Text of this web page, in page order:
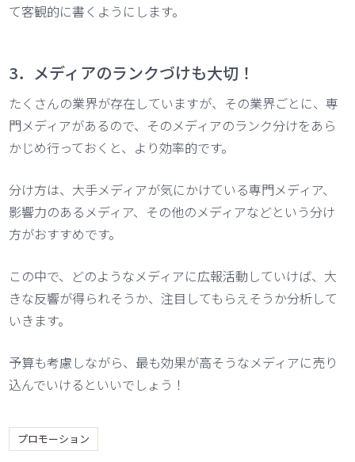
て客観的に書くようにします。
3．メディアのランクづけも大切！
たくさんの業界が存在していますが、その業界ごとに、専
門メディアがあるので、そのメディアのランク分けをあら
かじめ行っておくと、より効率的です。
分け方は、大手メディアが気にかけている専門メディア、
影響力のあるメディア、その他のメディアなどという分け
方がおすすめです。
この中で、どのようなメディアに広報活動していけば、大
きな反響が得られそうか、注目してもらえそうか分析して
いきます。
予算も考慮しながら、最も効果が高そうなメディアに売り
込んでいけるといいでしょう！
プロモーション